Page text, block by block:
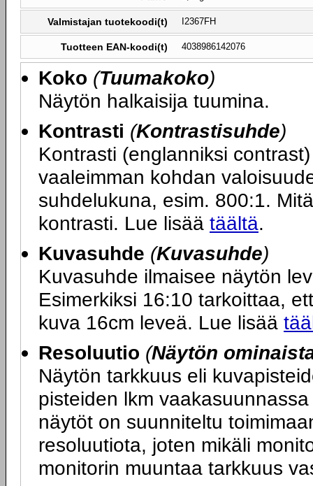
Valmistajan tuotekoodi(t) I2367FH
Tuotteen EAN-koodi(t) 4038986142076
Koko (Tuumakoko)
Näytön halkaisija tuumina.
Kontrasti (Kontrastisuhde)
Kontrasti (englanniksi
vaaleimman kohdan
suhdelukuna, esim. 800:1.
kontrasti. Lue lisää täältä.
Kuvasuhde (Kuvasuhde)
Kuvasuhde ilmaisee näytön
Esimerkiksi 16:10 tarkoittaa,
kuva 16cm leveä. Lue lisää
Resoluutio (Näytön
Näytön tarkkuus eli
pisteiden lkm
näytöt on suunniteltu
resoluutiota, joten mikäli
monitorin muuntaa tarkkuus